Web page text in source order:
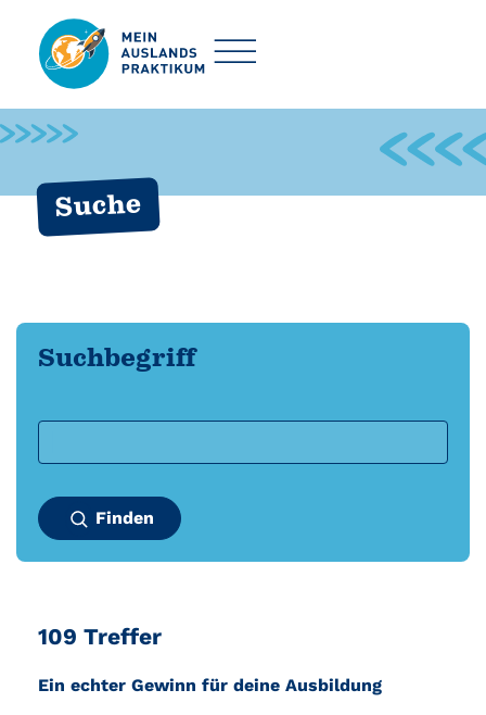
Suche
Suchbegriff
Finden
109 Treffer
Ein echter Gewinn für deine Ausbildung